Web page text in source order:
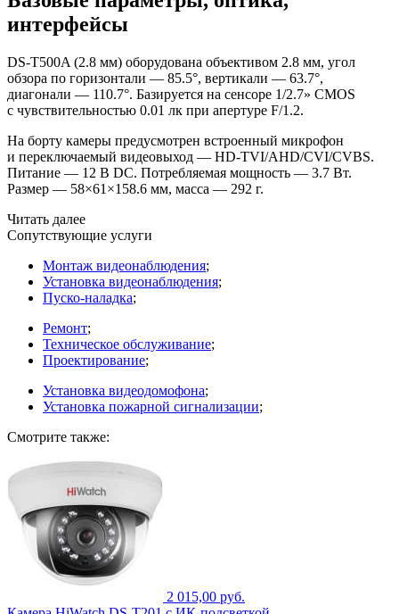
интерфейсы
DS-T500A (2.8 мм) оборудована объективом 2.8 мм, угол
обзора по горизонтали — 85.5°, вертикали — 63.7°,
диагонали — 110.7°. Базируется на сенсоре 1/2.7» CMOS
с чувствительностью 0.01 лк при апертуре F/1.2.
На борту камеры предусмотрен встроенный микрофон
и переключаемый видеовыход — HD-TVI/AHD/CVI/CVBS.
Питание — 12 В DC. Потребляемая мощность — 3.7 Вт.
Размер — 58×61×158.6 мм, масса — 292 г.
Читать далее
Сопутствующие услуги
Монтаж видеонаблюдения;
Установка видеонаблюдения;
Пуско-наладка;
Ремонт;
Техническое обслуживание;
Проектирование;
Установка видеодомофона;
Установка пожарной сигнализации;
Смотрите также:
2 015,00 руб.